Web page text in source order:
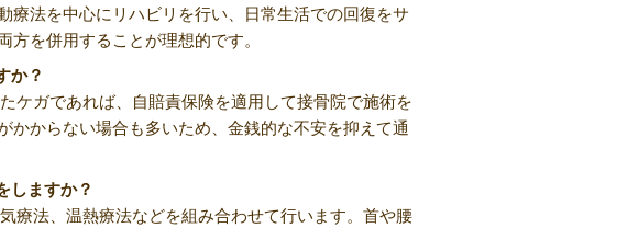
療法を中心にリハビリを行い、日常生活での回復をサ
を併用することが理想的です。
か？
ケガであれば、自賠責保険を適用して接骨院で施術を
かからない場合も多いため、金銭的な不安を抑えて通
しますか？
療法、温熱療法などを組み合わせて行います。首や腰